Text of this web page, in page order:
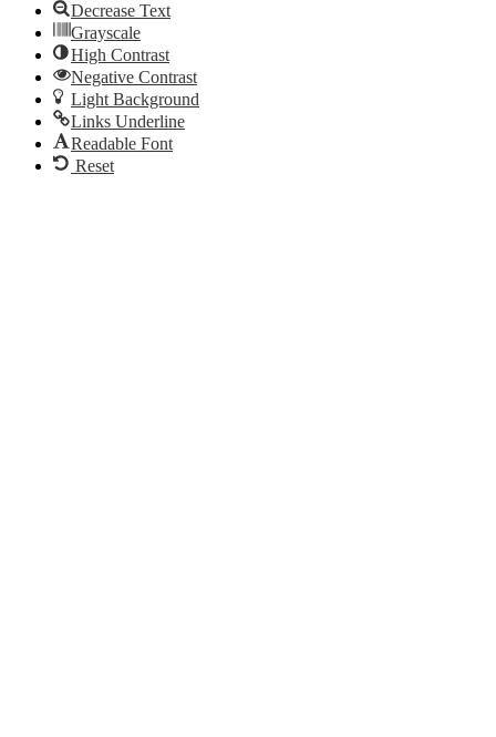
Decrease Text
Grayscale
High Contrast
Negative Contrast
Light Background
Links Underline
Readable Font
Reset